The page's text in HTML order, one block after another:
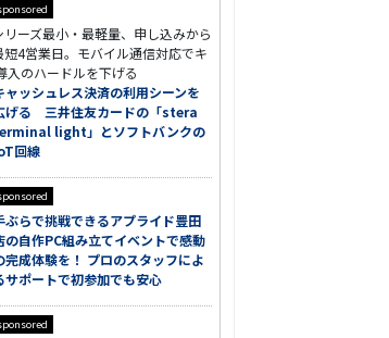
リーズ最小・最軽量、申し込みから
短4営業日。モバイル通信対応でキ
入のハードルを下げる
ャッシュレス決済の利用シーンを
げる 三井住友カードの「stera
light」とソフトバンクの
回線
ぶらで挑戦できるアプライド豊田
の自作PC組み立てイベントで感動
完成体験を！ プロのスタッフによ
サポートで初参加でも安心